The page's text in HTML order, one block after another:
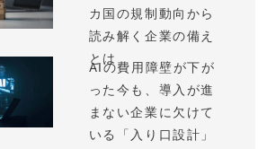
カ国の規制動向から
読み解く企業の備え
とは
AIの費用障壁が下が
った今も、導入が進
まない企業に欠けて
いる「入り口設計」